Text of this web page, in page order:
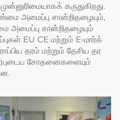
கருதுகிறது.
அமைப்பு சான்றிதழையும்,
அமைப்பு சான்றிதழையும்
EU CE மற்றும் E-மார்க்
தரம் மற்றும் தேசிய தர
சோதனைகளையும்